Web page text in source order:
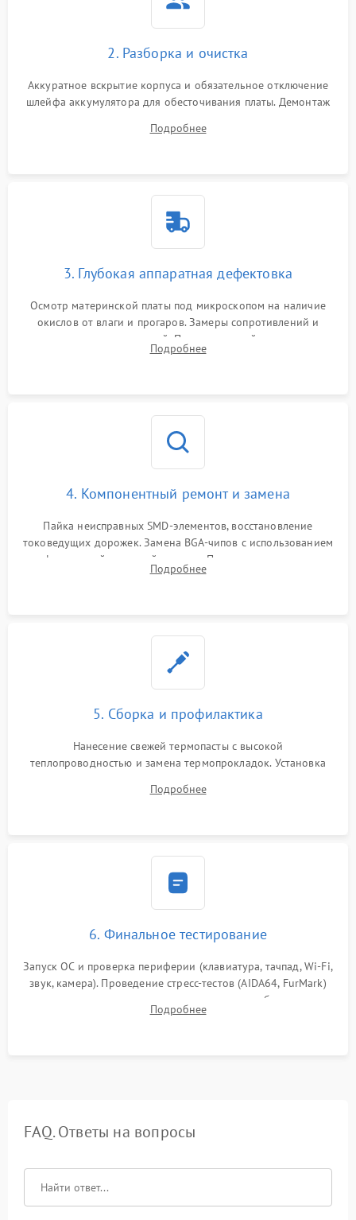
2. Разборка и очистка
Аккуратное вскрытие корпуса и обязательное отключение
шлейфа аккумулятора для обесточивания платы. Демонтаж
высохшей термопасты с кристаллов чипов.
Подробнее
3. Глубокая аппаратная дефектовка
Осмотр материнской платы под микроскопом на наличие
окислов от влаги и прогаров. Замеры сопротивлений и
дежурных напряжений. Проверка цепей питания,
мультиконтроллера, процессора и видеочипа.
Подробнее
4. Компонентный ремонт и замена
Пайка неисправных SMD-элементов, восстановление
токоведущих дорожек. Замена BGA-чипов с использованием
инфракрасной паяльной станции. Прошивка микросхемы
BIOS или замена поврежденных портов USB
Подробнее
5. Сборка и профилактика
Нанесение свежей термопасты с высокой
теплопроводностью и замена термопрокладок. Установка
шлейфов, модулей памяти и накопителей. Предварительная
Подробнее
6. Финальное тестирование
Запуск ОС и проверка периферии (клавиатура, тачпад, Wi-Fi,
звук, камера). Проведение стресс-тестов (AIDA64, FurMark)
для контроля температурного режима и стабильности
системы под пиковой нагрузкой.
Подробнее
FAQ. Ответы на вопросы